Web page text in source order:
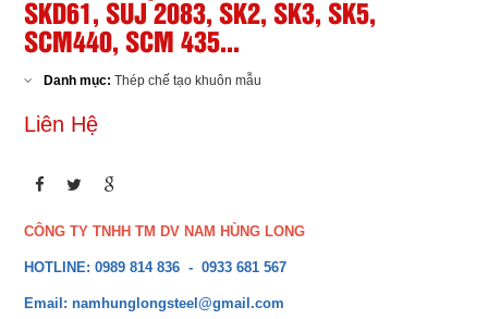
SKD61, SUJ 2083, SK2, SK3, SK5,
SCM440, SCM 435...
Danh mục: Thép chế tạo khuôn mẫu
Liên Hệ
CÔNG TY TNHH TM DV NAM HÙNG LONG
HOTLINE: 0989 814 836 - 0933 681 567
Email: namhunglongsteel@gmail.com
Tuyển Dụng
LET'S GET SOCIAL